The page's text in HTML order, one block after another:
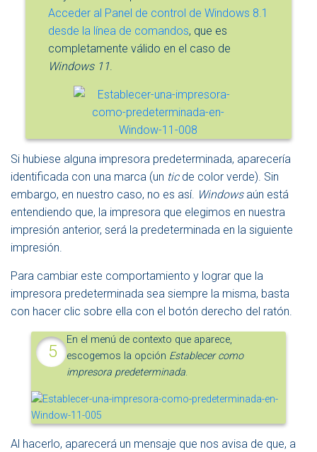
Acceder al Panel de control de Windows 8.1
desde la línea de comandos, que es
completamente válido en el caso de
Windows 11
Si hubiese alguna impresora predeterminada, aparecería
identificada con una marca (un ticde color verde). Sin
embargo, en nuestro caso, no es así. Windowsaún está
entendiendo que, la impresora que elegimos en nuestra
impresión anterior, será la predeterminada en la siguiente
impresión.
Para cambiar este comportamiento y lograr que la
impresora predeterminada sea siempre la misma, basta
con hacer clic sobre ella con el botón derecho del ratón.
En el menú de contexto que aparece,
escogemos la opción Establecer como
impresora predeterminada.
Al hacerlo, aparecerá un mensaje que nos avisa de que, a